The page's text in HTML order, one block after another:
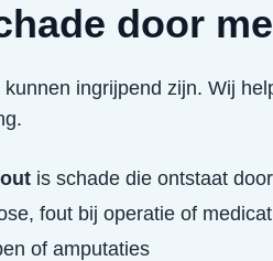
door
ingrijpend zijn. Wij
is schade die ontstaat
fout bij operatie of
of amputaties